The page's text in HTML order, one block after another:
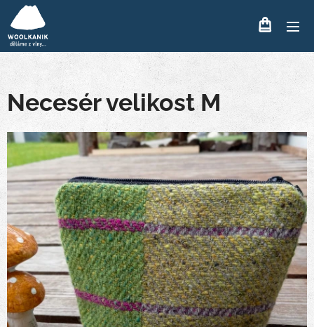
Necesér velikost M